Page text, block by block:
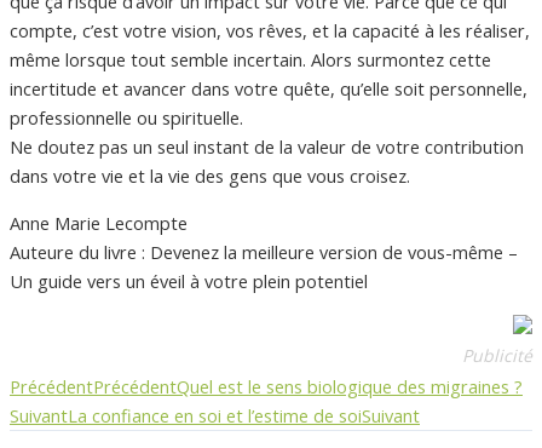
compte, c’est votre vision, vos rêves, et la capacité à les réaliser,
même lorsque tout semble incertain. Alors surmontez cette
incertitude et avancer dans votre quête, qu’elle soit personnelle,
professionnelle ou spirituelle.
Ne doutez pas un seul instant de la valeur de votre contribution
dans votre vie et la vie des gens que vous croisez.
Anne Marie Lecompte
Auteure du livre : Devenez la meilleure version de vous-même –
Un guide vers un éveil à votre plein potentiel
Publicité
PrécédentPrécédentQuel est le sens biologique des migraines ?
SuivantLa confiance en soi et l’estime de soiSuivant